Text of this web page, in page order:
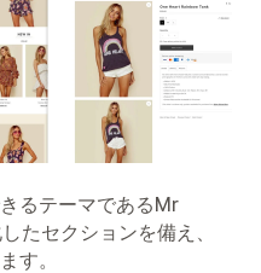
るテーマであるMr
たセクションを備え、
す。